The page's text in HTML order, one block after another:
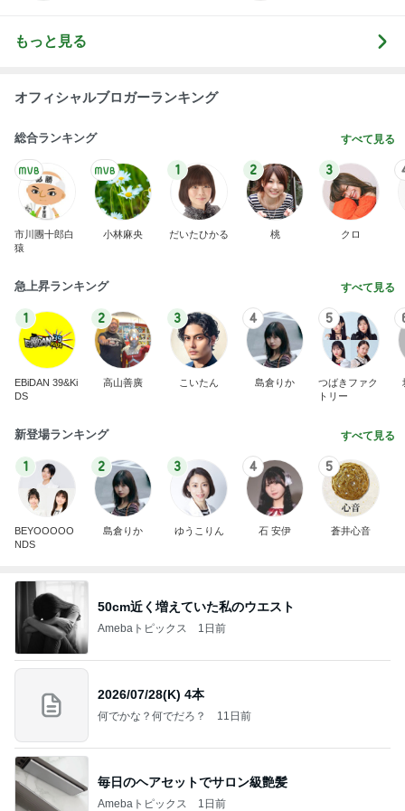
もっと見る
オフィシャルブロガーランキング
総合ランキング すべて見る
市川團十郎白
猿
小林麻央
1
だいたひかる
2
桃
3
クロ
急上昇ランキング すべて見る
1
EBiDAN 39&Ki
DS
2
高山善廣
3
こいたん
4
島倉りか
5
つばきファク
トリー
新登場ランキング すべて見る
1
BEYOOOOO
NDS
2
島倉りか
3
ゆうこりん
4
石 安伊
5
蒼井心音
50cm近く増えていた私のウエスト
Amebaトピックス 1日前
2026/07/28(K) 4本
何でかな？何でだろ？ 11日前
毎日のヘアセットでサロン級艶髪
Amebaトピックス 1日前